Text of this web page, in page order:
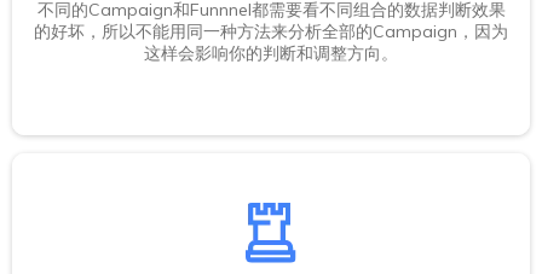
不同的Campaign和Funnnel都需要看不同组合的数据判断效果
的好坏，所以不能用同一种方法来分析全部的Campaign，因为
这样会影响你的判断和调整方向。